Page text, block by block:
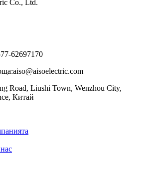
62697170
aiso@aisoelectric.com
Road, Liushi Town, Wenzhou City,
Китай